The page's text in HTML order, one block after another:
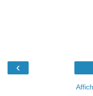
‹